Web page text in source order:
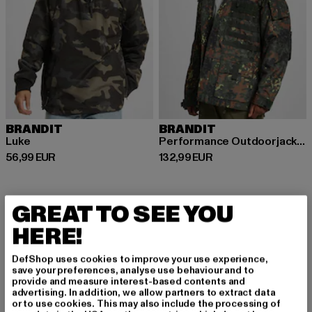
BRANDIT
Luke
56,99 EUR
Derzeitiger Preis: 56,99 EUR
BRANDIT
Performance Outdoorjacket
132,99 EUR
Derzeitiger Preis: 132,99 EUR
Camouflage Jacken für Herren: Ein robuster und
stylischer Klassiker
Camouflage Jacken für Herren sind ein zeitloser Klassiker, der
immer wieder in der Männermode auftaucht. Ursprünglich als
Tarnkleidung für das Militär entwickelt, haben sich die
markanten Tarnmuster längst in der Modewelt etabliert. Ob als
GREAT TO SEE YOU
HERE!
DefShop uses cookies to improve your use experience,
save your preferences, analyse use behaviour and to
provide and measure interest-based contents and
advertising. In addition, we allow partners to extract data
or to use cookies. This may also include the processing of